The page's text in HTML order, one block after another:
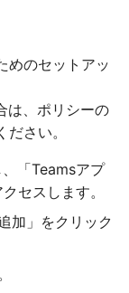
めのセットアッ
は、ポリシーの
さい。
「Teamsアプ
セスします。
加」をクリック